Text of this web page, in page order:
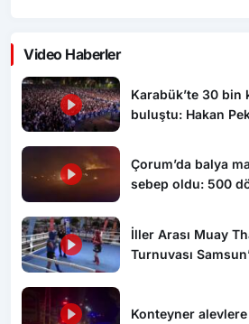
Video Haberler
Karabük’te 30 bin
buluştu: Hakan
Çorum’da balya
sebep oldu: 500
İller Arası Muay
Turnuvası
Konteyner